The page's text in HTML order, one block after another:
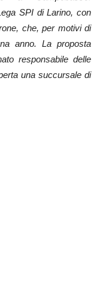
SPI di Larino, con
che, per motivi di
anno. La proposta
responsabile delle
una succursale di